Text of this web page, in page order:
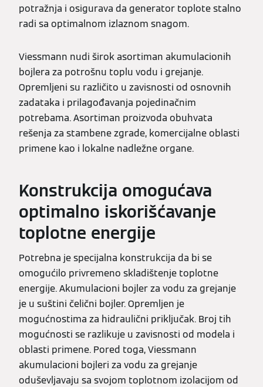
potražnja i osigurava da generator toplote stalno
radi sa optimalnom izlaznom snagom.
Viessmann nudi širok asortiman akumulacionih
bojlera za potrošnu toplu vodu i grejanje.
Opremljeni su različito u zavisnosti od osnovnih
zadataka i prilagođavanja pojedinačnim
potrebama. Asortiman proizvoda obuhvata
rešenja za stambene zgrade, komercijalne oblasti
primene kao i lokalne nadležne organe.
Konstrukcija omogućava
optimalno iskorišćavanje
toplotne energije
Potrebna je specijalna konstrukcija da bi se
omogućilo privremeno skladištenje toplotne
energije. Akumulacioni bojler za vodu za grejanje
je u suštini čelični bojler. Opremljen je
mogućnostima za hidraulični priključak. Broj tih
mogućnosti se razlikuje u zavisnosti od modela i
oblasti primene. Pored toga, Viessmann
akumulacioni bojleri za vodu za grejanje
oduševljavaju sa svojom toplotnom izolacijom od